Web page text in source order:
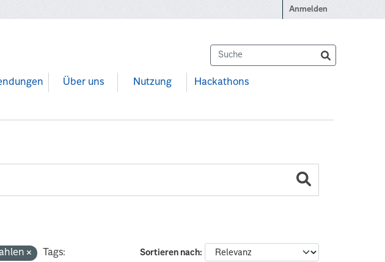
Anmelden
Über uns Nutzung Hackathons
Sortieren nach
Tags: